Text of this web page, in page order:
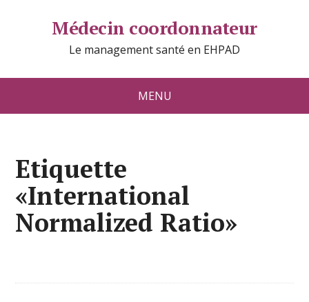
Médecin coordonnateur
Le management santé en EHPAD
MENU
Etiquette
«International
Normalized Ratio»